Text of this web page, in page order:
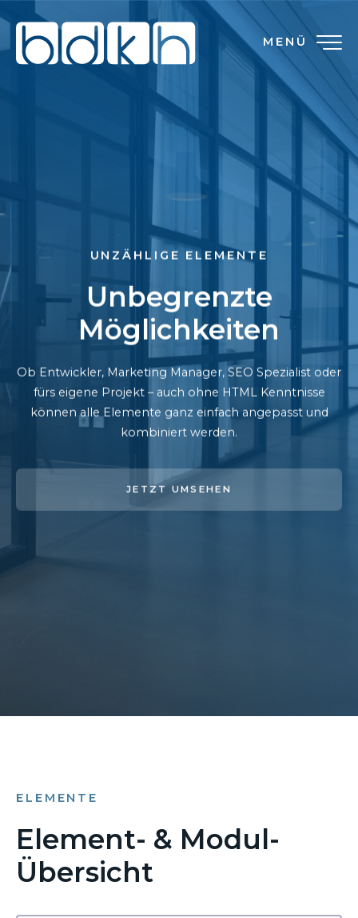
MENÜ
UNZÄHLIGE ELEMENTE
Unbegrenzte
Möglichkeiten
Ob Entwickler, Marketing Manager, SEO Spezialist oder
fürs eigene Projekt – auch ohne HTML Kenntnisse
können alle Elemente ganz einfach angepasst und
kombiniert werden.
JETZT UMSEHEN
ELEMENTE
Element- & Modul-
Übersicht